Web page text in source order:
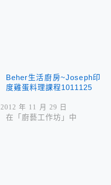
Beher生活廚房~Joseph印
度雞蛋料理課程1011125
2012 年 11 月 29 日
在「廚藝工作坊」中